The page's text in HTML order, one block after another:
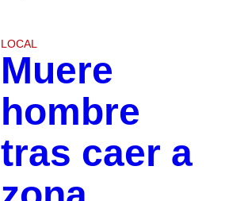
LOCAL
Muere
hombre
tras caer a